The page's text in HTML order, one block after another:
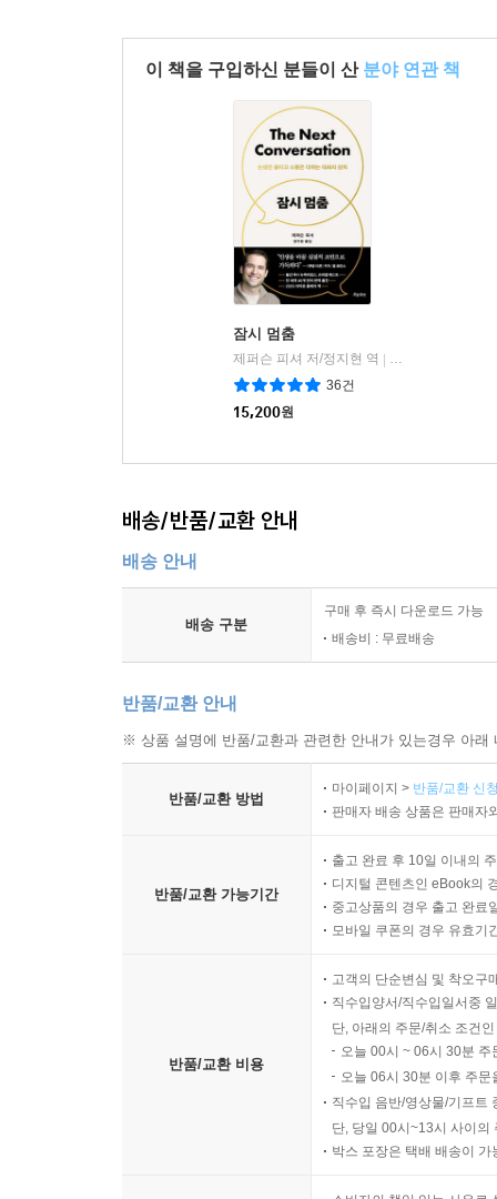
이 책을 구입하신 분들이 산 분야 연관 책
잠시 멈춤
제퍼슨 피셔 저/정지현 역
흐름출판
36건
15,200원
배송/반품/교환 안내
배송 안내
배송 구분
구매 후 즉시 다운로드 가능
배송비 : 무료배송
반품/교환 안내
※ 상품 설명에 반품/교환과 관련한 안내가 있는경우 아
반품/교환 방법
마이페이지 > 반품/교환 신
판매자 배송 상품은 판매자
반품/교환 가능기간
출고 완료 후 10일 이내의
디지털 콘텐츠인 eBook의
중고상품의 경우 출고 완료
모바일 쿠폰의 경우 유효기
반품/교환 비용
고객의 단순변심 및 착오구
직수입양서/직수입일서중
단, 아래의 주문/취소 조건
오늘 00시 ~ 06시 30분
오늘 06시 30분 이후 주
직수입 음반/영상물/기프트
단, 당일 00시~13시 사이의
박스 포장은 택배 배송이